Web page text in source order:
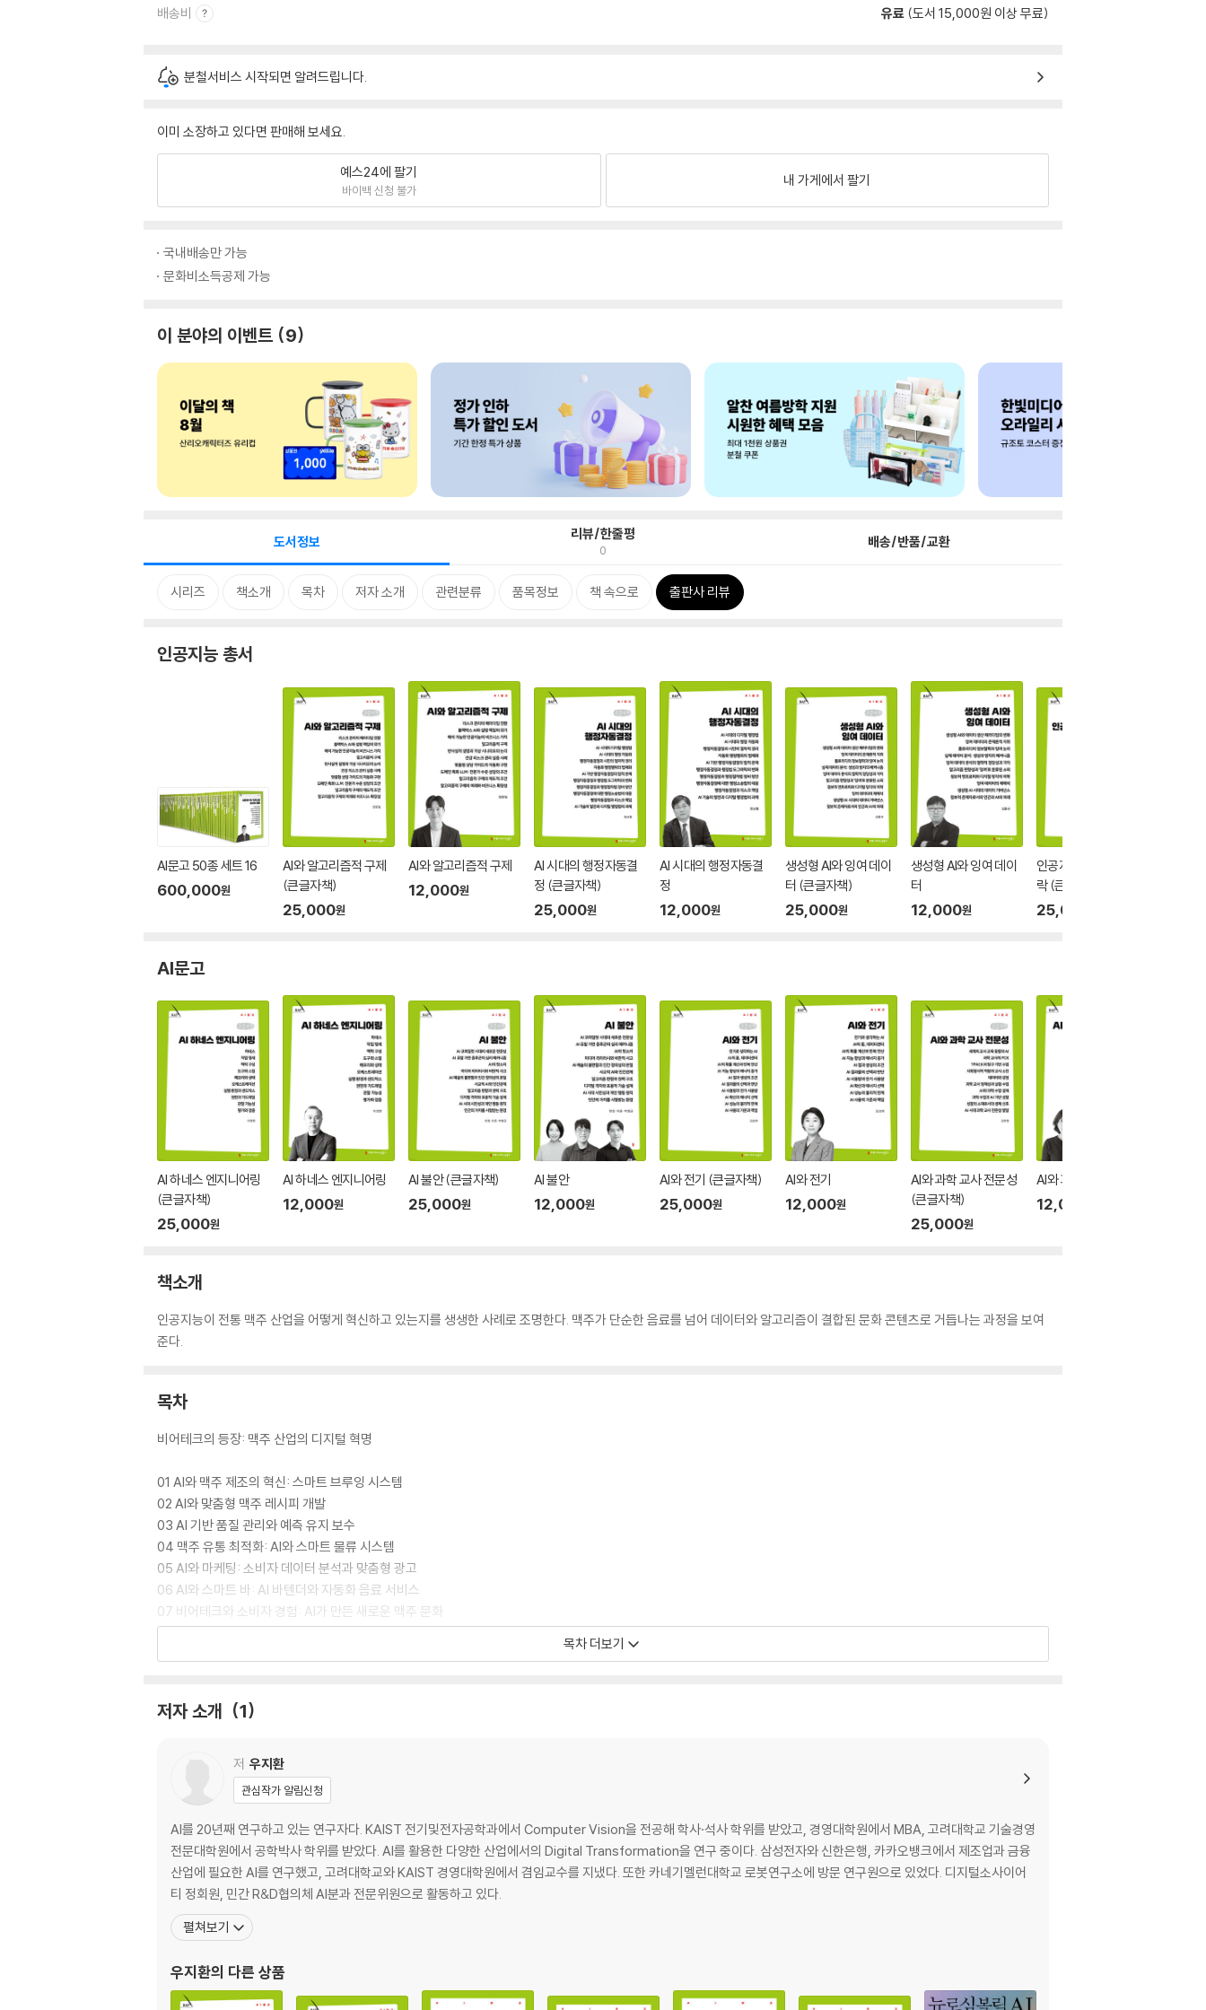
배송비 유료 (도서 15,000원 이상 무료)
분철서비스 시작되면 알려드립니다.
이미 소장하고 있다면 판매해 보세요.
예스24에 팔기
바이백 신청 불가
내 가게에서 팔기
국내배송만 가능
문화비소득공제 가능
이 분야의 이벤트 9
도서정보 리뷰/한줄평
0 배송/반품/교환
시리즈 책소개 목차 저자 소개 관련분류 품목정보 책 속으로 출판사 리뷰
인공지능 총서
AI문고 50종 세트 16
600,000원
AI와 알고리즘적 구제
(큰글자책)
25,000원
AI와 알고리즘적 구제
12,000원
AI 시대의 행정자동결
정 (큰글자책)
25,000원
AI 시대의 행정자동결
정
12,000원
생성형 AI와 잉여 데이
터 (큰글자책)
25,000원
생성형 AI와 잉여 데이
터
12,000원
인공지능과 윤리적 맥
락 (큰글자책)
25,000
AI문고
AI 하네스 엔지니어링
(큰글자책)
25,000원
AI 하네스 엔지니어링
12,000원
AI 불안 (큰글자책)
25,000원
AI 불안
12,000원
AI와 전기 (큰글자책)
25,000원
AI와 전기
12,000원
AI와 과학 교사 전문성
(큰글자책)
25,000원
AI와 과학 교사 전문성
12,000
책소개
인공지능이 전통 맥주 산업을 어떻게 혁신하고 있는지를 생생한 사례로 조명한다. 맥주가 단순한 음료를 넘어 데이터와 알고리즘이 결합된 문화 콘텐츠로 거듭나는 과정을 보여
준다.
목차
비어테크의 등장: 맥주 산업의 디지털 혁명
01 AI와 맥주 제조의 혁신: 스마트 브루잉 시스템
02 AI와 맞춤형 맥주 레시피 개발
03 AI 기반 품질 관리와 예측 유지 보수
04 맥주 유통 최적화: AI와 스마트 물류 시스템
05 AI와 마케팅: 소비자 데이터 분석과 맞춤형 광고
06 AI와 스마트 바: AI 바텐더와 자동화 음료 서비스
07 비어테크와 소비자 경험: AI가 만든 새로운 맥주 문화
08 AI와 지속 가능성: 환경 친화적인 맥주 생산
목차 더보기
저자 소개 1
저 우지환
관심작가 알림신청
AI를 20년째 연구하고 있는 연구자다. KAIST 전기및전자공학과에서 Computer Vision을 전공해 학사·석사 학위를 받았고, 경영대학원에서 MBA, 고려대학교 기술경영
전문대학원에서 공학박사 학위를 받았다. AI를 활용한 다양한 산업에서의 Digital Transformation을 연구 중이다. 삼성전자와 신한은행, 카카오뱅크에서 제조업과 금융
산업에 필요한 AI를 연구했고, 고려대학교와 KAIST 경영대학원에서 겸임교수를 지냈다. 또한 카네기멜런대학교 로봇연구소에 방문 연구원으로 있었다. 디지털소사이어
티 정회원, 민간 R&D협의체 AI분과 전문위원으로 활동하고 있다.
펼쳐보기
우지환의 다른 상품